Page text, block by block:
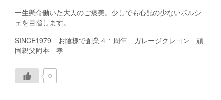
一生懸命働いた大人のご褒美。少しでも心配の少ないポルシ
ェを目指します。
SINCE1979 お陰様で創業４１周年 ガレージクレヨン 頑
固親父岡本 孝
0